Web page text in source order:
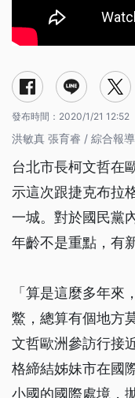
發布時間： 2020/1/21 12:52
洪敏真 張育睿 / 綜合報導
台北市長柯文哲在
示這次跟捷克布拉
一城。對於國民黨
年齡不是重點，有
「算是這麼多年
鱉，總算有個地方
文哲歐洲參訪行接
格締結姊妹市在國
小國的國際處境，